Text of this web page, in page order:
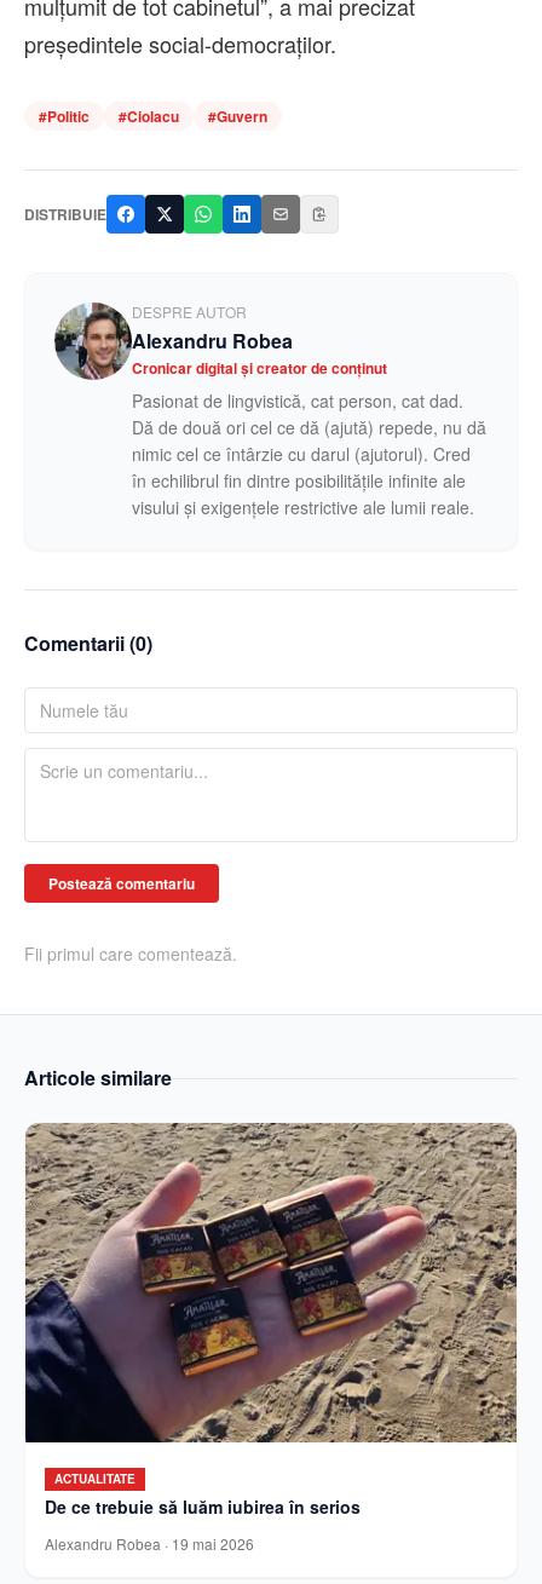
mulţumit de tot cabinetul”, a mai precizat
preşedintele social-democraţilor.
#Politic #Ciolacu #Guvern
DISTRIBUIE
DESPRE AUTOR
Alexandru Robea
Cronicar digital și creator de conținut
Pasionat de lingvistică, cat person, cat dad.
Dă de două ori cel ce dă (ajută) repede, nu dă
nimic cel ce întârzie cu darul (ajutorul). Cred
în echilibrul fin dintre posibilitățile infinite ale
visului și exigențele restrictive ale lumii reale.
Comentarii (0)
Postează comentariu
Fii primul care comentează.
Articole similare
ACTUALITATE
De ce trebuie să luăm iubirea în serios
Alexandru Robea · 19 mai 2026